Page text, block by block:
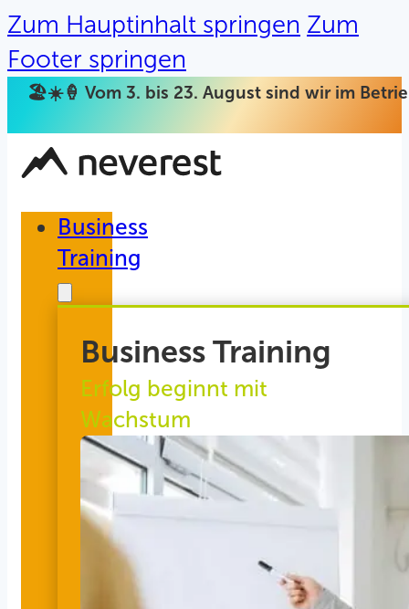
Zum Hauptinhalt springen Zum
Footer springen
🏖️☀️🍦 Vom 3. bis 23. August sind wir im
Business
Training
Business Training
Erfolg beginnt mit
Wachstum